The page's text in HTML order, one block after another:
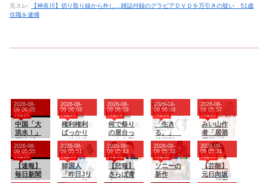
元スレ:
【神奈川】切り取り線から外し…雑誌付録のグラビアＤＶＤを万引きの疑い 51歳
住職を逮捕
中国「大
洪水！」
三峡ダム
「決壊危
機」台風
13号「三
峡直撃確
NEW
2026-08-
09 06:05
権利権利
ばっかり
で法律違
反ですよ
パワハラ
パワハラ
で仕事で
NEW
2026-08-
09 06:03
何で祭り
の屋台っ
て魚介類
ないの？
NEW
2026-08-
09 06:03
「生き
る。」
第三部＜
宇宙激震
編＞ 第
４０１話
NEW
2026-08-
09 06:03
みい山作
者「居酒
屋行く奴
はバカ。
ホストの
初回なら
居酒屋よ
NEW
2026-08-
09 05:57
【速報】
毎日新聞
NEW
2026-08-
09 05:55
韓国人
「昨日Jリ
NEW
2026-08-
09 05:51
【悲報】
さらば青
NEW
2026-08-
09 05:43
ソニーの
新作
NEW
2026-08-
09 05:33
【芸能】
元日向坂
NEW
2026-08-
09 05:31